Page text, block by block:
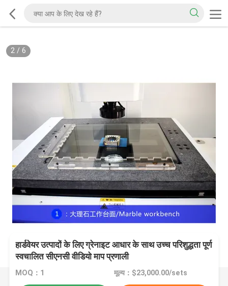
2/ 6
हार्डवेयर उत्पादों के लिए ग्रेनाइट आधार के साथ उच्च परिशुद्धता पूर्ण
स्वचालित सीएनसी वीडियो माप प्रणाली
MOQ：1 मूल्य：$23,000.00/sets